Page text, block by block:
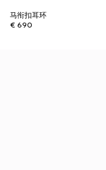
马衔扣耳环
€ 690